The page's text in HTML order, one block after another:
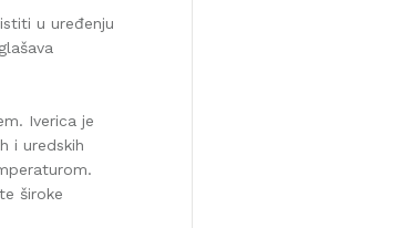
u uređenju
Iverica je
i uredskih
široke